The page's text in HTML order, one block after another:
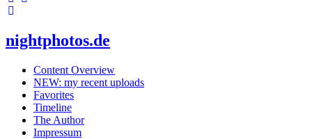
nightphotos.de
Content Overview
NEW: my recent uploads
Favorites
Timeline
The Author
Impressum